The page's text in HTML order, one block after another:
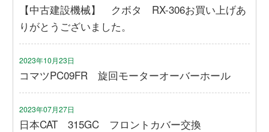
【中古建設機械】 クボタ RX-306お買い上げあ
りがとうございました。
2023年10月23日
コマツPC09FR 旋回モーターオーバーホール
2023年07月27日
日本CAT 315GC フロントカバー交換